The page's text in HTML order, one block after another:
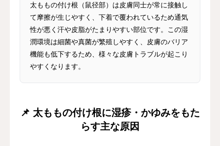
太ももの付け根（鼠径部）は皮膚同士が常に接触し
て摩擦が生じやすく、下着で覆われているため通気
性が悪く汗や皮脂がたまりやすい部位です。この湿
潤環境は細菌や真菌が繁殖しやすく、皮膚のバリア
機能も低下するため、様々な皮膚トラブルが起こり
やすくなります。
📌 太ももの付け根に湿疹・かゆみをもた
らす主な原因